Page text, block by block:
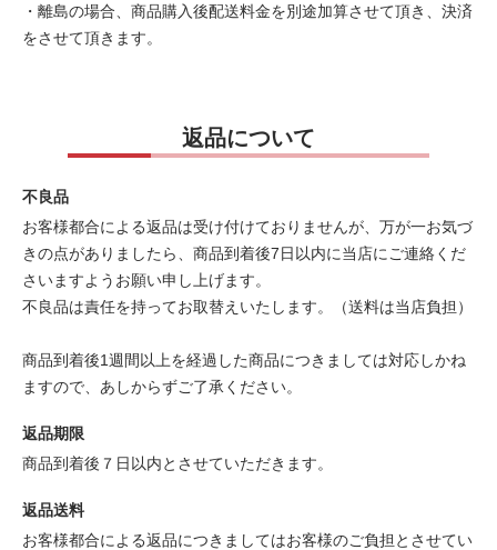
・離島の場合、商品購入後配送料金を別途加算させて頂き、決済
をさせて頂きます。
返品について
不良品
お客様都合による返品は受け付けておりませんが、万が一お気づ
きの点がありましたら、商品到着後7日以内に当店にご連絡くだ
さいますようお願い申し上げます。
不良品は責任を持ってお取替えいたします。（送料は当店負担）
商品到着後1週間以上を経過した商品につきましては対応しかね
ますので、あしからずご了承ください。
返品期限
商品到着後７日以内とさせていただきます。
返品送料
お客様都合による返品につきましてはお客様のご負担とさせてい